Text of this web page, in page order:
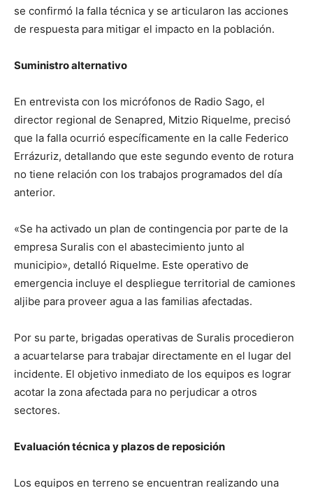
se confirmó la falla técnica y se articularon las acciones
de respuesta para mitigar el impacto en la población.
Suministro alternativo
En entrevista con los micrófonos de Radio Sago, el
director regional de Senapred, Mitzio Riquelme, precisó
que la falla ocurrió específicamente en la calle Federico
Errázuriz, detallando que este segundo evento de rotura
no tiene relación con los trabajos programados del día
anterior.
«Se ha activado un plan de contingencia por parte de la
empresa Suralis con el abastecimiento junto al
municipio», detalló Riquelme. Este operativo de
emergencia incluye el despliegue territorial de camiones
aljibe para proveer agua a las familias afectadas.
Por su parte, brigadas operativas de Suralis procedieron
a acuartelarse para trabajar directamente en el lugar del
incidente. El objetivo inmediato de los equipos es lograr
acotar la zona afectada para no perjudicar a otros
sectores.
Evaluación técnica y plazos de reposición
Los equipos en terreno se encuentran realizando una